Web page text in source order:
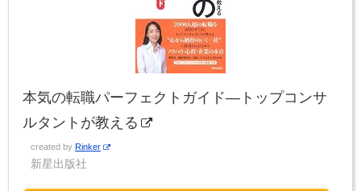
本気の転職パーフェクトガイド―トップコンサ
ルタントが教える
created by Rinker
新星出版社